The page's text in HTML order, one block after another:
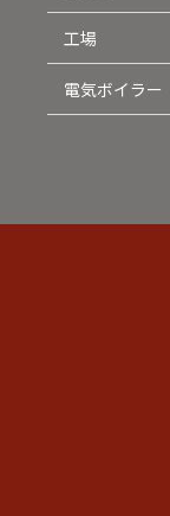
工場
電気ボイラー